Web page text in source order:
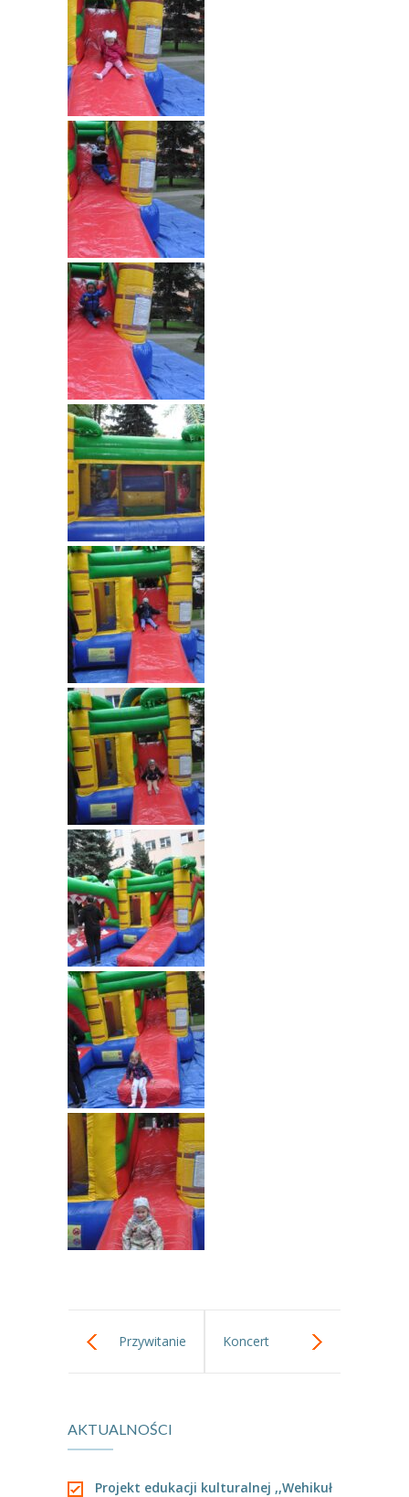
Przywitanie Koncert
AKTUALNOŚCI
Projekt edukacji kulturalnej ,,Wehikuł